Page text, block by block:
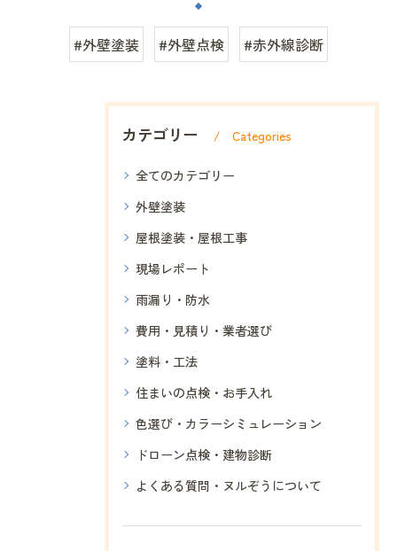
#外壁塗装 #外壁点検 #赤外線診断
カテゴリー Categories
全てのカテゴリー
外壁塗装
屋根塗装・屋根工事
現場レポート
雨漏り・防水
費用・見積り・業者選び
塗料・工法
住まいの点検・お手入れ
色選び・カラーシミュレーション
ドローン点検・建物診断
よくある質問・ヌルぞうについて